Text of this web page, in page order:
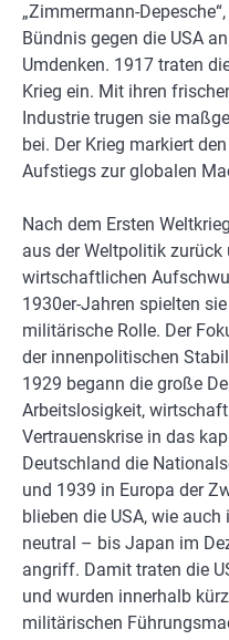
„Zimmermann-
Bündnis gegen die USA
Umdenken. 1917 traten
Krieg ein. Mit ihren
Industrie trugen sie
bei. Der Krieg markiert
Aufstiegs zur globalen
Nach dem Ersten
aus der Weltpolitik zurück
wirtschaftlichen
1930er-Jahren spielten
militärische Rolle. Der
der innenpolitischen
1929 begann die große
Arbeitslosigkeit,
Vertrauenskrise in das
Deutschland die
und 1939 in Europa der
blieben die USA, wie
neutral – bis Japan im
angriff. Damit traten die
und wurden innerhalb
militärischen